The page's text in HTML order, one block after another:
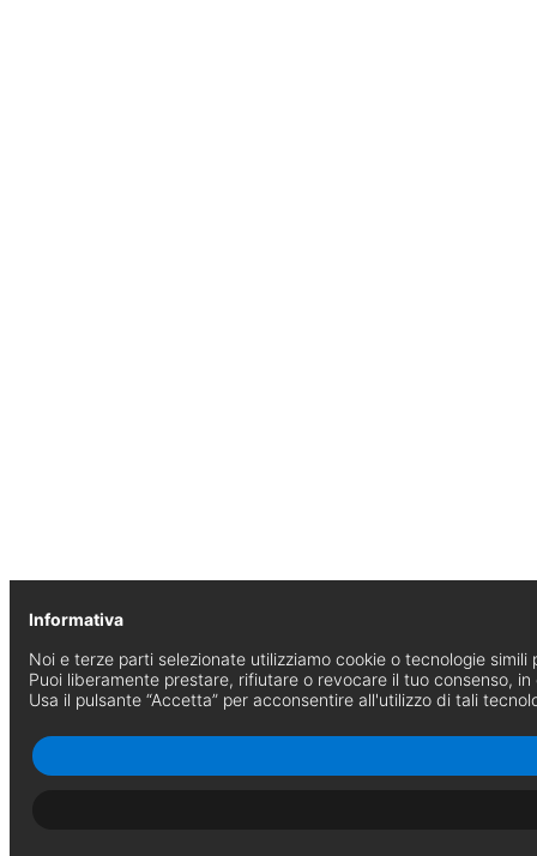
Informativa
Noi e terze parti selezionate utilizziamo cookie o tecnologie
Puoi liberamente prestare, rifiutare o revocare il tuo consenso, in
Usa il pulsante “Accetta” per acconsentire all'utilizzo di tali